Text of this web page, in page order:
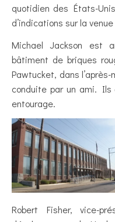
quotidien des États-
d’indications sur la
Michael Jackson est
bâtiment de briques
Pawtucket, dans
conduite par un ami.
entourage.
Robert Fisher, vice-